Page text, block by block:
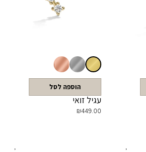
הוספה לסל
עגיל זואי
₪449.00